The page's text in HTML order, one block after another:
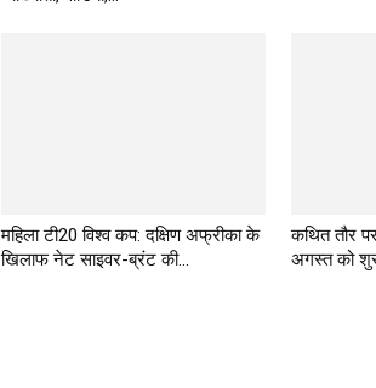
महिला टी20 विश्व कप: दक्षिण अफ्रीका के
खिलाफ नेट साइवर-ब्रंट की...
कथित तौर
अगस्त को शुरू